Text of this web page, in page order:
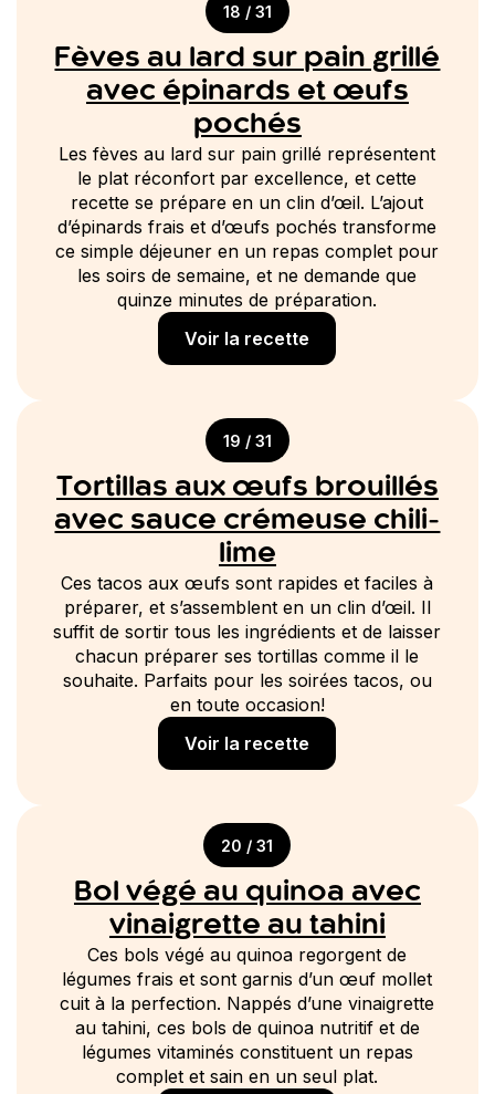
18 / 31
Fèves au lard sur pain grillé
avec épinards et œufs
pochés
Les fèves au lard sur pain grillé représentent
le plat réconfort par excellence, et cette
recette se prépare en un clin d’œil. L’ajout
d’épinards frais et d’œufs pochés transforme
ce simple déjeuner en un repas complet pour
les soirs de semaine, et ne demande que
quinze minutes de préparation.
Voir la recette
19 / 31
Tortillas aux œufs brouillés
avec sauce crémeuse chili-
lime
Ces tacos aux œufs sont rapides et faciles à
préparer, et s’assemblent en un clin d’œil. Il
suffit de sortir tous les ingrédients et de laisser
chacun préparer ses tortillas comme il le
souhaite. Parfaits pour les soirées tacos, ou
en toute occasion!
Voir la recette
20 / 31
Bol végé au quinoa avec
vinaigrette au tahini
Ces bols végé au quinoa regorgent de
légumes frais et sont garnis d’un œuf mollet
cuit à la perfection. Nappés d’une vinaigrette
au tahini, ces bols de quinoa nutritif et de
légumes vitaminés constituent un repas
complet et sain en un seul plat.